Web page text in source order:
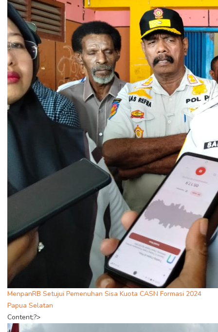
MenpanRB Setujui Pemenuhan Sisa Kuota CASN Formasi 2024
Papua Selatan
Content;?>